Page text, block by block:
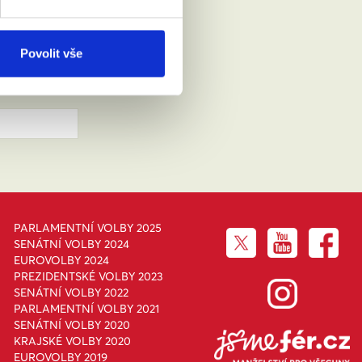
Povolit vše
PARLAMENTNÍ VOLBY 2025
SENÁTNÍ VOLBY 2024
EUROVOLBY 2024
PREZIDENTSKÉ VOLBY 2023
SENÁTNÍ VOLBY 2022
PARLAMENTNÍ VOLBY 2021
SENÁTNÍ VOLBY 2020
KRAJSKÉ VOLBY 2020
EUROVOLBY 2019